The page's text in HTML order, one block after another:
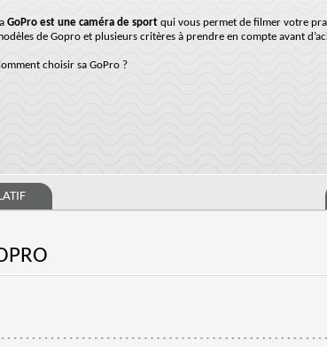
GoPro est une caméra de sport qui vous permet de filmer votre
de Gopro et plusieurs critères à prendre en compte avant
choisir sa GoPro ?